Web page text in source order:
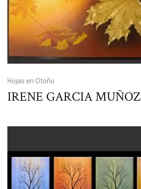
Hojas en Otoño
IRENE GARCIA MUÑOZ